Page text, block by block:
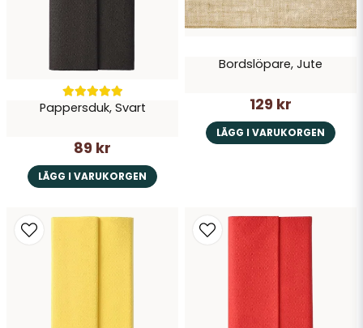
Pappersduk, Svart
89 kr
LÄGG I VARUKORGEN
Bordslöpare, Jute
129 kr
LÄGG I VARUKORGEN